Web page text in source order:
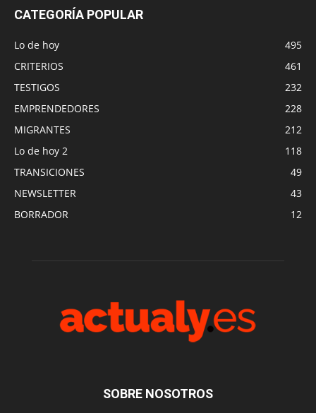
CATEGORÍA POPULAR
Lo de hoy
495
CRITERIOS
461
TESTIGOS
232
EMPRENDEDORES
228
MIGRANTES
212
Lo de hoy 2
118
TRANSICIONES
49
NEWSLETTER
43
BORRADOR
12
SOBRE NOSOTROS